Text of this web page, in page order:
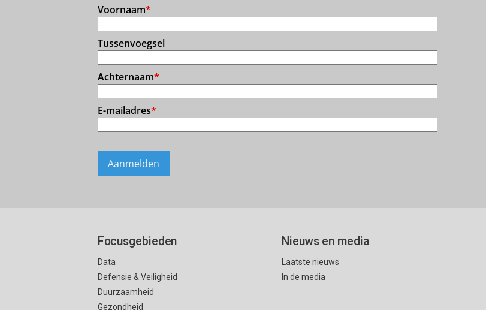
Focusgebieden
Data
Defensie & Veiligheid
Duurzaamheid
Gezondheid
Nieuws en media
Laatste nieuws
In de media